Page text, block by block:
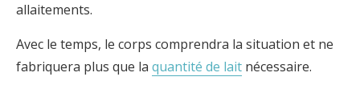
allaitements.
Avec le temps, le corps comprendra la situation et ne
fabriquera plus que la quantité de lait nécessaire.